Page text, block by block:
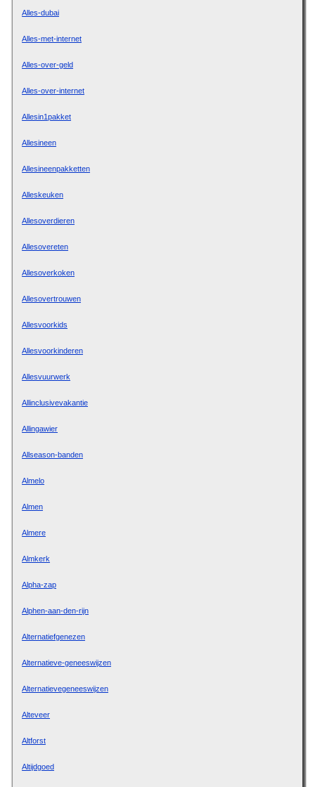
Alles-dubai
Alles-met-internet
Alles-over-geld
Alles-over-internet
Allesin1pakket
Allesineen
Allesineenpakketten
Alleskeuken
Allesoverdieren
Allesovereten
Allesoverkoken
Allesovertrouwen
Allesvoorkids
Allesvoorkinderen
Allesvuurwerk
Allinclusivevakantie
Allingawier
Allseason-banden
Almelo
Almen
Almere
Almkerk
Alpha-zap
Alphen-aan-den-rijn
Alternatiefgenezen
Alternatieve-geneeswijzen
Alternatievegeneeswijzen
Alteveer
Altforst
Altijdgoed